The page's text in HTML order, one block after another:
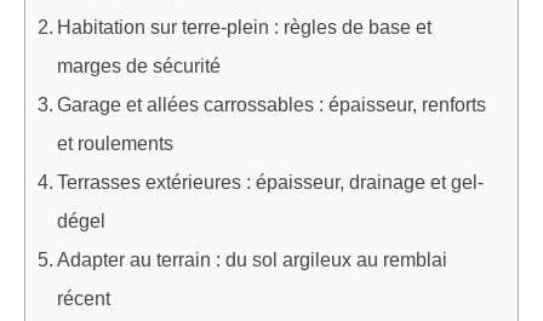
Habitation sur terre-plein : règles de base et
marges de sécurité
Garage et allées carrossables : épaisseur, renforts
et roulements
Terrasses extérieures : épaisseur, drainage et gel-
dégel
Adapter au terrain : du sol argileux au remblai
récent